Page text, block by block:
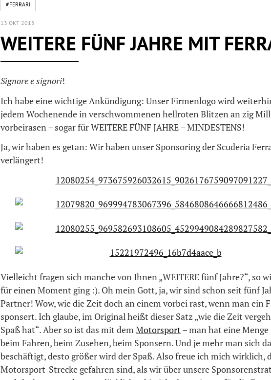
#FERRARI
13 OKT 2015
WEITERE FÜNF JAHRE MIT
Signore e signori!
Ich habe eine wichtige Ankündigung: Unser Firmenlogo wird
jedem Wochenende in verschwommenen hellroten Blitzen an zig
vorbeirasen – sogar für WEITERE FÜNF JAHRE – MINDESTENS!
Ja, wir haben es getan: Wir haben unser Sponsoring der Scuderia
verlängert!
Vielleicht fragen sich manche von Ihnen „WEITERE fünf Jahre?“, so
für einen Moment ging :). Oh mein Gott, ja, wir sind schon seit fünf
Partner! Wow, wie die Zeit doch an einem vorbei rast, wenn man ein
sponsert. Ich glaube, im Original heißt dieser Satz „wie die Zeit
Spaß hat“. Aber so ist das mit dem Motorsport– man hat eine Menge
beim Fahren, beim Zusehen, beim Sponsern. Und je mehr man sich
beschäftigt, desto größer wird der Spaß. Also freue ich mich wirklich,
Motorsport-Strecke gefahren sind, als wir über unsere